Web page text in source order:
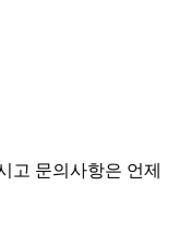
고 문의사항은 언제